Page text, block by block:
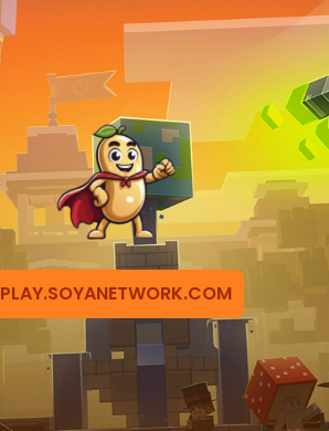
PLAY.SOYANETWORK.COM